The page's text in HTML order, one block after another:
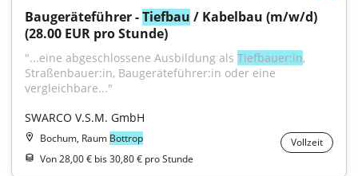
Baugeräteführer - Tiefbau / Kabelbau (m/w/d)
(28.00 EUR pro Stunde)
"...eine abgeschlossene Ausbildung als Tiefbauer:in,
Straßenbauer:in, Baugeräteführer:in oder eine
vergleichbare..."
SWARCO V.S.M. GmbH
Bochum, Raum Bottrop
Vollzeit
Von 28,00 € bis 30,80 € pro Stunde